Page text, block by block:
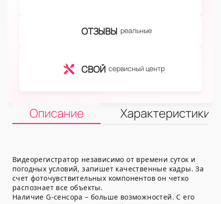
ОТЗЫВЫ реальные
СВОЙ сервисный центр
Описание Характеристики
Видеорегистратор независимо от времени суток и
погодных условий, запишет качественные кадры. За
счет фоточувствительных компонентов он четко
распознает все объекты.
Наличие G-сенсора – больше возможностей. С его